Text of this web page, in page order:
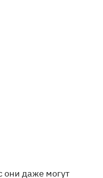
они даже могут